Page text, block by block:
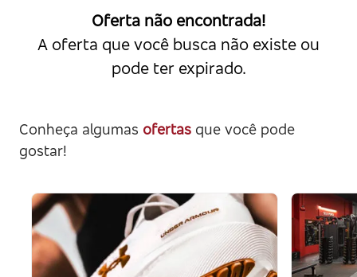
Oferta não encontrada!
A oferta que você busca não existe ou
pode ter expirado.
Conheça algumas ofertas que você pode
gostar!